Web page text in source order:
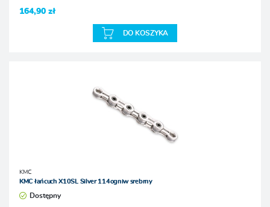
164,90 zł
DO KOSZYKA
KMC
KMC łańcuch X10SL Silver 114ogniw srebrny
Dostępny